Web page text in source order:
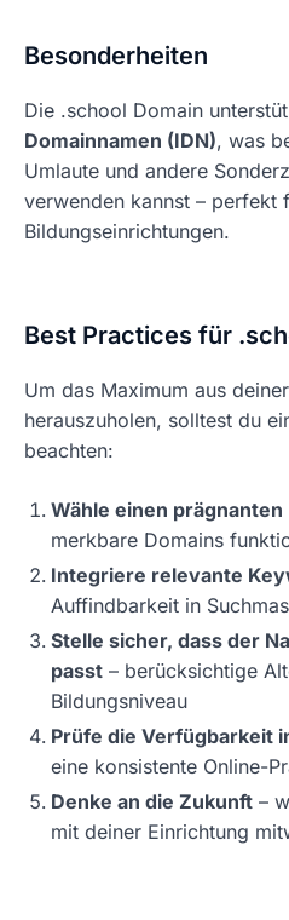
Besonderheiten
Die .school Domain
Domainnamen (IDN), was
Umlaute und andere
verwenden kannst – perfekt
Bildungseinrichtungen.
Best Practices für
Um das Maximum aus
herauszuholen, solltest du
beachten:
Wähle einen prägnanten
merkbare Domains
Integriere relevante
Auffindbarkeit in
Stelle sicher, dass der
passt – berücksichtige
Bildungsniveau
Prüfe die Verfügbarkeit
eine konsistente Online-
Denke an die Zukunft –
mit deiner Einrichtung